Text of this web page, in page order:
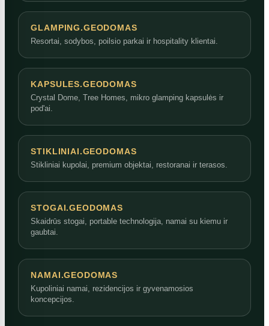
GLAMPING.GEODOMAS
Resortai, sodybos, poilsio parkai ir hospitality klientai.
KAPSULES.GEODOMAS
Crystal Dome, Tree Homes, mikro glamping kapsulės ir
pod'ai.
STIKLINIAI.GEODOMAS
Stikliniai kupolai, premium objektai, restoranai ir terasos.
STOGAI.GEODOMAS
Skaidrūs stogai, portable technologija, namai su kiemu ir
gaubtai.
NAMAI.GEODOMAS
Kupoliniai namai, rezidencijos ir gyvenamosios
koncepcijos.